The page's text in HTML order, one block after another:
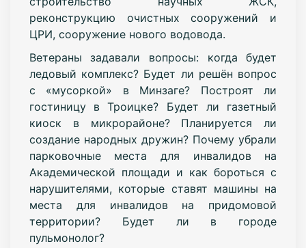
реконструкцию очистных сооружений и
ЦРИ, сооружение нового водовода.
Ветераны задавали вопросы: когда будет
ледовый комплекс? Будет ли решён вопрос
с «мусоркой» в Минзаге? Построят ли
гостиницу в Троицке? Будет ли газетный
киоск в микрорайоне? Планируется ли
создание народных дружин? Почему убрали
парковочные места для инвалидов на
Академической площади и как бороться с
нарушителями, которые ставят машины на
места для инвалидов на придомовой
территории? Будет ли в городе
пульмонолог?